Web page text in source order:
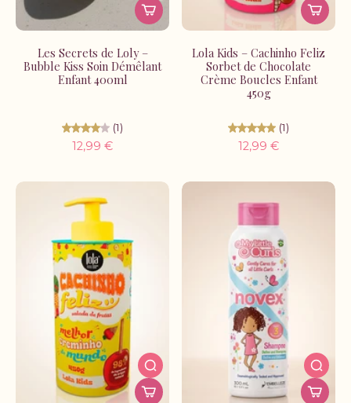
Les Secrets de Loly –
Bubble Kiss Soin Démêlant
Enfant 400ml
(1)
12,99 €
Lola Kids – Cachinho Feliz
Sorbet de Chocolate
Crème Boucles Enfant
450g
(1)
12,99 €